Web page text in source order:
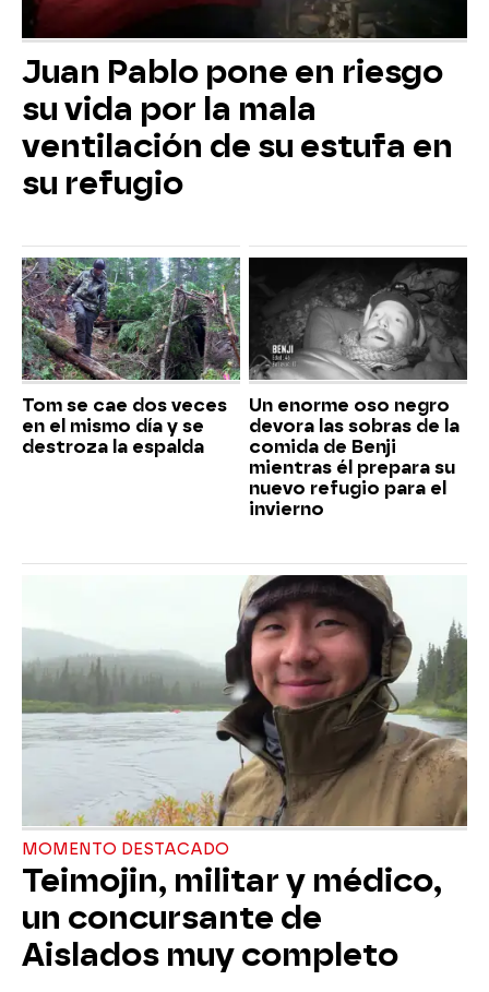
Juan Pablo pone en riesgo
su vida por la mala
ventilación de su estufa en
su refugio
Tom se cae dos veces
en el mismo día y se
destroza la espalda
Un enorme oso negro
devora las sobras de la
comida de Benji
mientras él prepara su
nuevo refugio para el
invierno
MOMENTO DESTACADO
Teimojin, militar y médico,
un concursante de
Aislados muy completo